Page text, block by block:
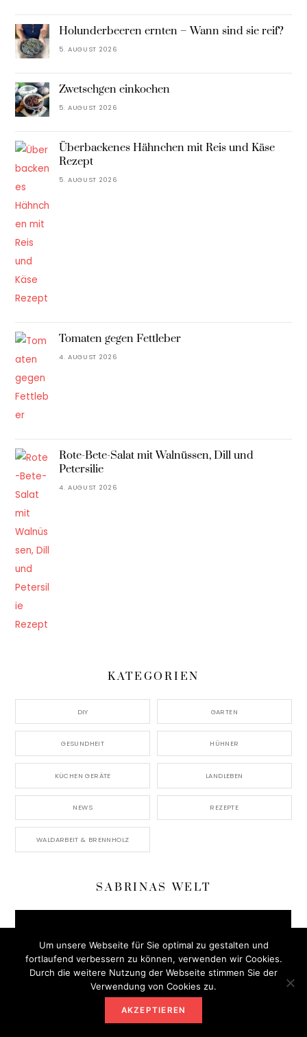
Holunderbeeren ernten – Wann sind sie reif?
5. AUGUST 2026
Zwetschgen einkochen
5. AUGUST 2026
Überbackenes Hähnchen mit Reis und Käse
Rezept
5. AUGUST 2026
Tomaten gegen Fettleber
4. AUGUST 2026
Rote-Bete-Salat mit Walnüssen, Dill und
Petersilie
4. AUGUST 2026
KATEGORIEN
DIY GARTEN
GESUNDHEIT HÜHNER
KÜCHEN GERÄTE LANDLEBEN
NEWS REZEPTE
WALDARBEIT & BRENNHOLZ
SABRINAS WELT
Um unsere Webseite für Sie optimal zu gestalten und
fortlaufend verbessern zu können, verwenden wir Cookies.
Durch die weitere Nutzung der Webseite stimmen Sie der
Verwendung von Cookies zu.
AKZEPTIEREN